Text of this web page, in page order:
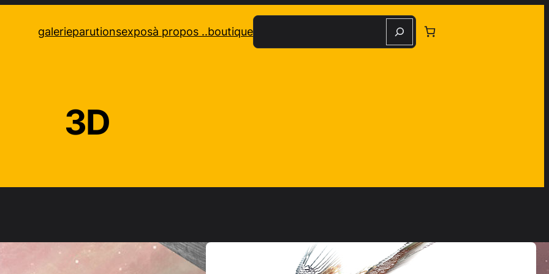
galerieparutionsexposà propos ..boutique
Recherche
3D